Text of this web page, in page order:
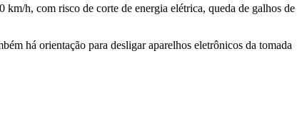
h, com risco de corte de energia elétrica, queda de galhos de
há orientação para desligar aparelhos eletrônicos da tomada